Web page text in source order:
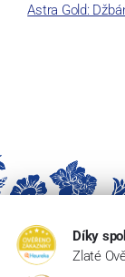
Astra Gold:
Díky
Zlaté